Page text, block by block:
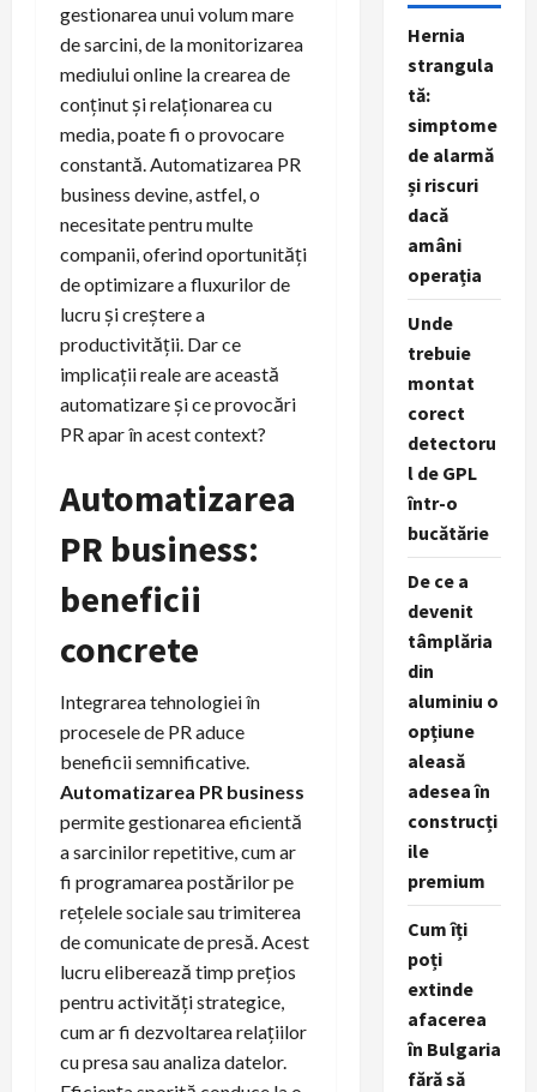
gestionarea unui volum mare
de sarcini, de la monitorizarea
mediului online la crearea de
conținut și relaționarea cu
media, poate fi o provocare
constantă. Automatizarea PR
business devine, astfel, o
necesitate pentru multe
companii, oferind oportunități
de optimizare a fluxurilor de
lucru și creștere a
productivității. Dar ce
implicații reale are această
automatizare și ce provocări
PR apar în acest context?
Automatizarea
PR business:
beneficii
concrete
Integrarea tehnologiei în
procesele de PR aduce
beneficii semnificative.
Automatizarea PR business
permite gestionarea eficientă
a sarcinilor repetitive, cum ar
fi programarea postărilor pe
rețelele sociale sau trimiterea
de comunicate de presă. Acest
lucru eliberează timp prețios
pentru activități strategice,
cum ar fi dezvoltarea relațiilor
cu presa sau analiza datelor.
Hernia
strangula
tă:
simptome
de alarmă
și riscuri
dacă
amâni
operația
Unde
trebuie
montat
corect
detectoru
l de GPL
într-o
bucătărie
De ce a
devenit
tâmplăria
din
aluminiu o
opțiune
aleasă
adesea în
construcți
ile
premium
Cum îți
poți
extinde
afacerea
în Bulgaria
fără să